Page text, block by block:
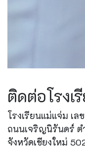
ติดต่อโรงเ
โรงเรียนแม่แจ่ม เล
ถนนเจริญนิรันดร์ ต
จังหวัดเชียงใหม่